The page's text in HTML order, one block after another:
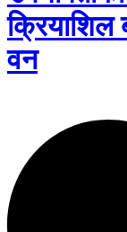
क्रियाशिल
वन